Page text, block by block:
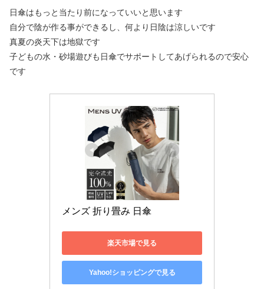
日傘はもっと当たり前になっていいと思います
自分で陰が作る事ができるし、何より日陰は涼しいです
真夏の炎天下は地獄です
子どもの水・砂場遊びも日傘でサポートしてあげられるので安心
です
メンズ 折り畳み 日傘
楽天市場で見る
Yahoo!ショッピングで見る